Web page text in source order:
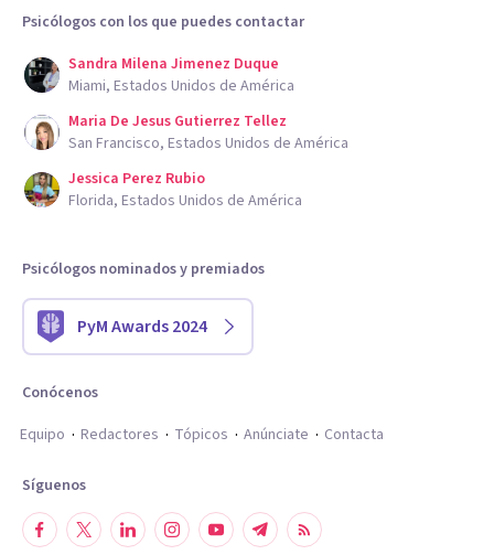
Psicólogos con los que puedes contactar
Sandra Milena Jimenez Duque
Miami, Estados Unidos de América
Maria De Jesus Gutierrez Tellez
San Francisco, Estados Unidos de América
Jessica Perez Rubio
Florida, Estados Unidos de América
Psicólogos nominados y premiados
PyM Awards 2024
Conócenos
Equipo
Redactores Tópicos Anúnciate Contacta
Síguenos